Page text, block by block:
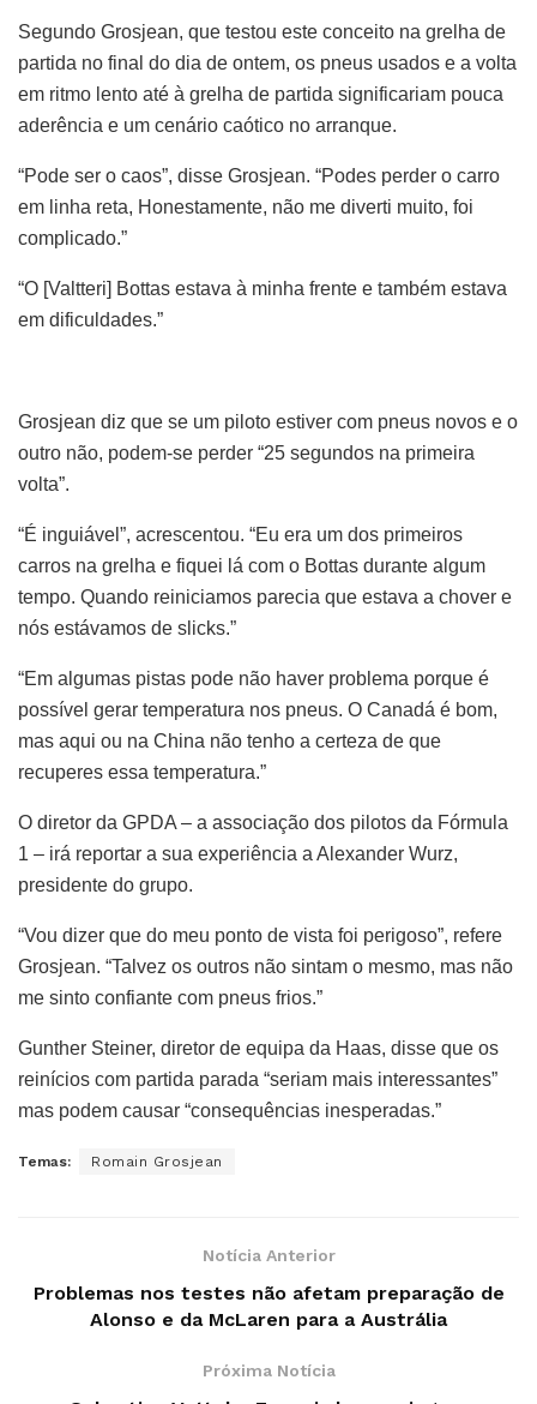
Segundo Grosjean, que testou este conceito na grelha de
partida no final do dia de ontem, os pneus usados e a volta
em ritmo lento até à grelha de partida significariam pouca
aderência e um cenário caótico no arranque.
“Pode ser o caos”, disse Grosjean. “Podes perder o carro
em linha reta, Honestamente, não me diverti muito, foi
complicado.”
“O [Valtteri] Bottas estava à minha frente e também estava
em dificuldades.”
Grosjean diz que se um piloto estiver com pneus novos e o
outro não, podem-se perder “25 segundos na primeira
volta”.
“É inguiável”, acrescentou. “Eu era um dos primeiros
carros na grelha e fiquei lá com o Bottas durante algum
tempo. Quando reiniciamos parecia que estava a chover e
nós estávamos de slicks.”
“Em algumas pistas pode não haver problema porque é
possível gerar temperatura nos pneus. O Canadá é bom,
mas aqui ou na China não tenho a certeza de que
recuperes essa temperatura.”
O diretor da GPDA – a associação dos pilotos da Fórmula
1 – irá reportar a sua experiência a Alexander Wurz,
presidente do grupo.
“Vou dizer que do meu ponto de vista foi perigoso”, refere
Grosjean. “Talvez os outros não sintam o mesmo, mas não
me sinto confiante com pneus frios.”
Gunther Steiner, diretor de equipa da Haas, disse que os
reinícios com partida parada “seriam mais interessantes”
mas podem causar “consequências inesperadas.”
Temas: Romain Grosjean
Notícia Anterior
Problemas nos testes não afetam preparação de
Alonso e da McLaren para a Austrália
Próxima Notícia